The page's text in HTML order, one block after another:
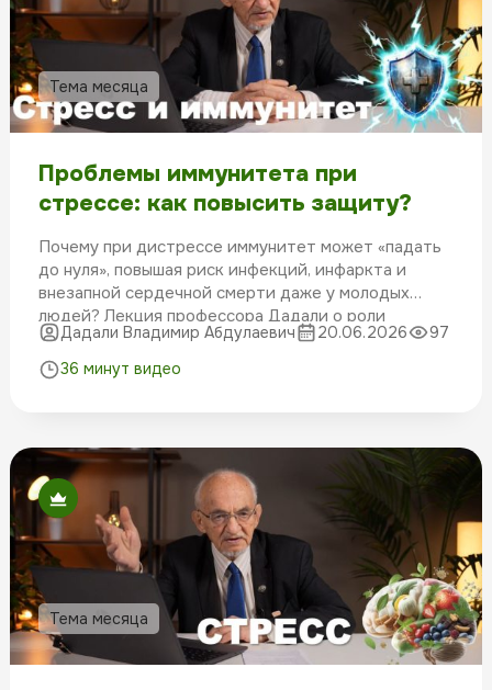
Тема месяца
Проблемы иммунитета при
стрессе: как повысить защиту?
Почему при дистрессе иммунитет может «падать
до нуля», повышая риск инфекций, инфаркта и
внезапной сердечной смерти даже у молодых
людей? Лекция профессора Дадали о роли
нутриентов и трансфер-факторов в профилактике
окислительного стресса и поддержке иммунной
системы в стрессовых условиях.
Дадали Владимир Абдулаевич 20.06.2026
97
36 минут видео
Тема месяца